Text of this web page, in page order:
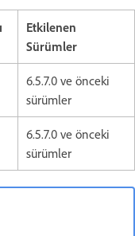
Etkilenen
Sürümler
6.5.7.0 ve önceki
sürümler
6.5.7.0 ve önceki
sürümler